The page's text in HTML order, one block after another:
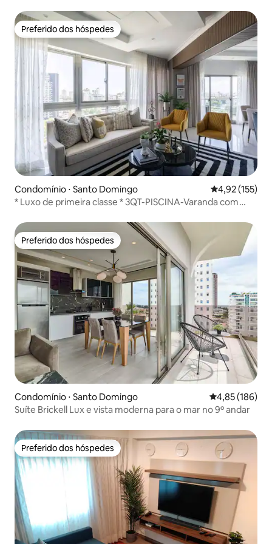
Preferido dos hóspedes
Preferido dos hóspedes
Condomínio ⋅ Santo Domingo 4,92 de uma
4,92 (155)
* Luxo de primeira classe * 3QT-PISCINA-Varanda com
Preferido dos hóspedes
Preferido dos hóspedes
Condomínio ⋅ Santo Domingo 4,85 de uma
4,85 (186)
Suíte Brickell Lux e vista moderna para o mar no 9º andar
Preferido dos hóspedes
Preferido dos hóspedes